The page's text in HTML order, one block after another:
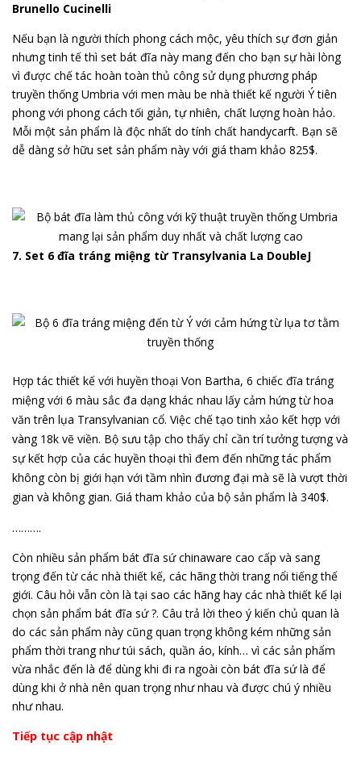
Brunello Cucinelli
Nếu bạn là người thích phong cách mộc, yêu thích sự đơn giản
nhưng tinh tế thì set bát đĩa này mang đến cho bạn sự hài lòng
vì được chế tác hoàn toàn thủ công sử dụng phương pháp
truyền thống Umbria với men màu be nhà thiết kế người Ý tiên
phong với phong cách tối giản, tự nhiên, chất lượng hoàn hảo.
Mỗi một sản phẩm là độc nhất do tính chất handycarft. Bạn sẽ
dễ dàng sở hữu set sản phẩm này với giá tham khảo 825$.
7. Set 6 đĩa tráng miệng từ Transylvania La DoubleJ
Hợp tác thiết kế với huyền thoại Von Bartha, 6 chiếc đĩa tráng
miệng với 6 màu sắc đa dạng khác nhau lấy cảm hứng từ hoa
văn trên lụa Transylvanian cổ. Việc chế tạo tinh xảo kết hợp với
vàng 18k vẽ viền. Bộ sưu tập cho thấy chỉ cần trí tưởng tượng và
sự kết hợp của các huyền thoại thì đem đến những tác phẩm
không còn bị giới hạn với tầm nhìn đương đại mà sẽ là vượt thời
gian và không gian. Giá tham khảo của bộ sản phẩm là 340$.
……….
Còn nhiều sản phẩm bát đĩa sứ chinaware cao cấp và sang
trọng đến từ các nhà thiết kế, các hãng thời trang nổi tiếng thế
giới. Câu hỏi vẫn còn là tại sao các hãng hay các nhà thiết kế lại
chọn sản phẩm bát đĩa sứ ?. Câu trả lời theo ý kiến chủ quan là
do các sản phẩm này cũng quan trọng không kém những sản
phẩm thời trang như túi sách, quần áo, kính… vì các sản phẩm
vừa nhắc đến là để dùng khi đi ra ngoài còn bát đĩa sứ là để
dùng khi ở nhà nên quan trọng như nhau và được chú ý nhiều
như nhau.
Tiếp tục cập nhật